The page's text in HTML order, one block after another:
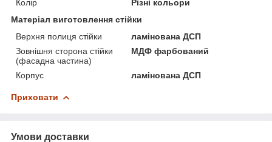
Колір
Різні кольори
Матеріал виготовлення стійки
Верхня полиця стійки
ламінована ДСП
Зовнішня сторона стійки
(фасадна частина)
МДФ фарбований
Корпус ламінована ДСП
Приховати
Умови доставки